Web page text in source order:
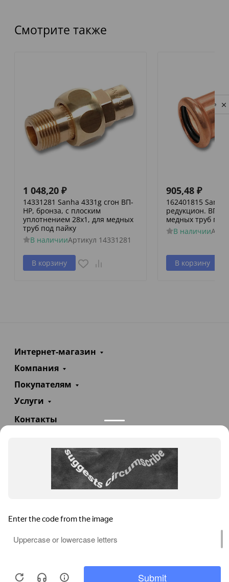
Смотрите также
1 048,20 ₽
14331281 Sanha 4331g сгон ВП-
НР, бронза, с плоским
уплотнением 28x1, для медных
труб под пайку
В наличииАртикул 14331281
В корзину
905,48 ₽
162401815
редукцион. ВПр-
медных труб
В наличии
В корзину
Интернет-магазин
Компания
Покупателям
Услуги
Контакты
info@teploexpert.com
Пн—Сб 09:00 – 18:00
TeploExpert.com © 2008 - 2026 Оборудование для
систем отопления, водоснабжения, канализации
Privacy notice